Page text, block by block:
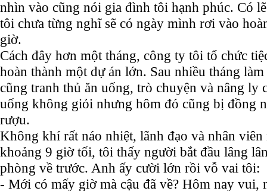
nhìn vào cũng nói gia đình tôi hạnh phúc. Có
tôi chưa từng nghĩ sẽ có ngày mình rơi vào
giờ.
Cách đây hơn một tháng, công ty tôi tổ chức
hoàn thành một dự án lớn. Sau nhiều tháng
cũng tranh thủ ăn uống, trò chuyện và nâng ly
uống không giỏi nhưng hôm đó cũng bị đồng
rượu.
Không khí rất náo nhiệt, lãnh đạo và nhân
khoảng 9 giờ tối, tôi thấy người bắt đầu lâng
phòng về trước. Anh ấy cười lớn rồi vỗ vai tôi:
- Mới có mấy giờ mà cậu đã về? Hôm nay vui,